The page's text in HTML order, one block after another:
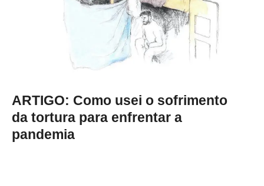
ARTIGO: Como usei o sofrimento
da tortura para enfrentar a
pandemia